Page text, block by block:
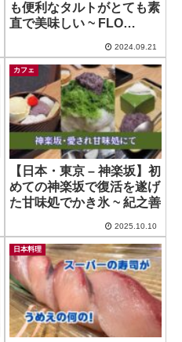
も便利なタルトがとても素
直で美味しい ~ FLO
う店
2024.09.21
カフェ
【日本・東京 – 神楽坂】初
めての神楽坂で復活を遂げ
た甘味処でかき氷 ~ 紀之善
2025.10.10
日本料理